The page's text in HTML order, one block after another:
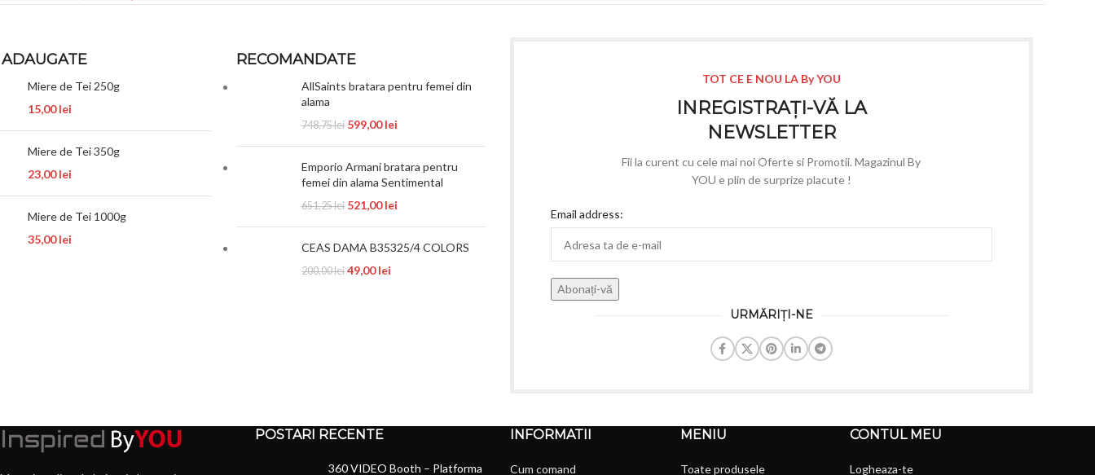
Miere de Tei 250g
15,00lei
Miere de Tei 350g
23,00lei
Miere de Tei 1000g
35,00lei
RECOMANDATE
AllSaints bratara pentru femei din
alama
748,75lei 599,00lei
Emporio Armani bratara pentru
femei din alama Sentimental
651,25lei 521,00lei
CEAS DAMA B35325/4 COLORS
200,00lei 49,00lei
TOT CE E NOU LA By YOU
INREGISTRAȚI-VĂ LA
NEWSLETTER
Fii la curent cu cele mai noi Oferte si Promotii. Magazinul By
YOU e plin de surprize placute !
Email address:
URMĂRIȚI-NE
POSTARI RECENTE
360 VIDEO Booth – Platforma
INFORMATII
Cum comand
MENIU
Toate produsele
CONTUL MEU
Logheaza-te